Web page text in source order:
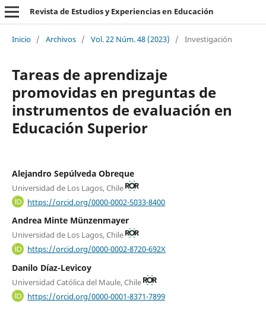
Revista de Estudios y Experiencias en Educación
Inicio / Archivos / Vol. 22 Núm. 48 (2023) / Investigación
Tareas de aprendizaje
promovidas en preguntas de
instrumentos de evaluación en
Educación Superior
Alejandro Sepúlveda Obreque
Universidad de Los Lagos, Chile
https://orcid.org/0000-0002-5033-8400
Andrea Minte Münzenmayer
Universidad de Los Lagos, Chile
https://orcid.org/0000-0002-8720-692X
Danilo Díaz-Levicoy
Universidad Católica del Maule, Chile
https://orcid.org/0000-0001-8371-7899